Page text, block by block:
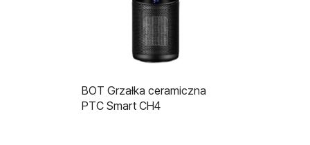
BOT Grzałka ceramiczna
PTC Smart CH4